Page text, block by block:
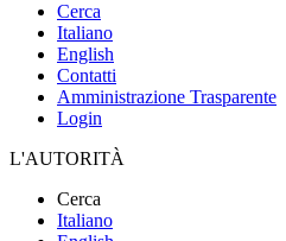
Cerca
Italiano
English
Contatti
Amministrazione Trasparente
Login
L'AUTORITÀ
Cerca
Italiano